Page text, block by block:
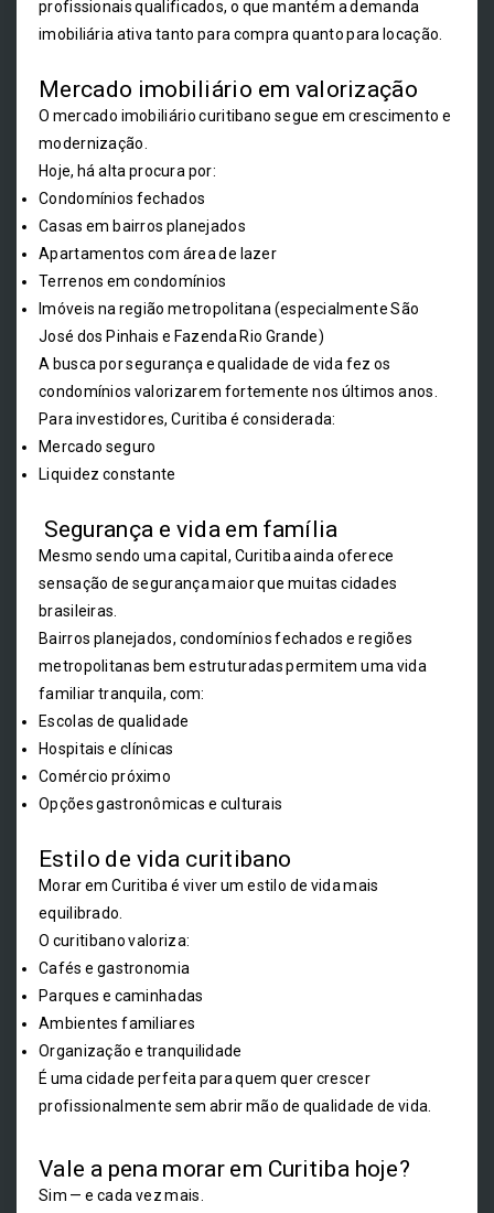
profissionais qualificados, o que mantém a demanda
imobiliária ativa tanto para compra quanto para locação.
Mercado imobiliário em valorização
O mercado imobiliário curitibano segue em crescimento e
modernização.
Hoje, há alta procura por:
Condomínios fechados
Casas em bairros planejados
Apartamentos com área de lazer
Terrenos em condomínios
Imóveis na região metropolitana (especialmente São
José dos Pinhais e Fazenda Rio Grande)
A busca por segurança e qualidade de vida fez os
condomínios valorizarem fortemente nos últimos anos.
Para investidores, Curitiba é considerada:
Mercado seguro
Liquidez constante
Segurança e vida em família
Mesmo sendo uma capital, Curitiba ainda oferece
sensação de segurança maior que muitas cidades
brasileiras.
Bairros planejados, condomínios fechados e regiões
metropolitanas bem estruturadas permitem uma vida
familiar tranquila, com:
Escolas de qualidade
Hospitais e clínicas
Comércio próximo
Opções gastronômicas e culturais
Estilo de vida curitibano
Morar em Curitiba é viver um estilo de vida mais
equilibrado.
O curitibano valoriza:
Cafés e gastronomia
Parques e caminhadas
Ambientes familiares
Organização e tranquilidade
É uma cidade perfeita para quem quer crescer
profissionalmente sem abrir mão de qualidade de vida.
Vale a pena morar em Curitiba hoje?
Sim — e cada vez mais.